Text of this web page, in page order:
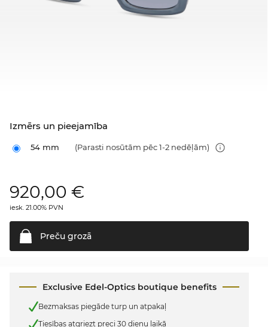
Izmērs un pieejamība
54 mm (Parasti nosūtām pēc 1-2 nedēļām)
920,00 €
iesk. 21.00% PVN
Preču grozā
Exclusive Edel-Optics boutique benefits
Bezmaksas piegāde turp un atpakaļ
Tiesības atgriezt preci 30 dienu laikā